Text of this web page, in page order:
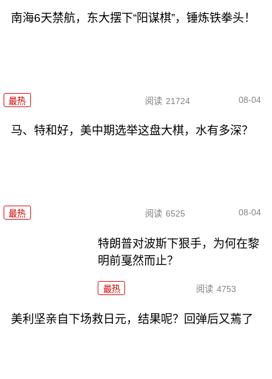
南海6天禁航，东大摆下“阳谋棋”，锤炼铁拳头！
最热 阅读 21724 08-04
马、特和好，美中期选举这盘大棋，水有多深？
最热 阅读 6525 08-04
特朗普对波斯下狠手，为何在黎
明前戛然而止？
最热 阅读 4753
美利坚亲自下场救日元，结果呢？回弹后又蔫了